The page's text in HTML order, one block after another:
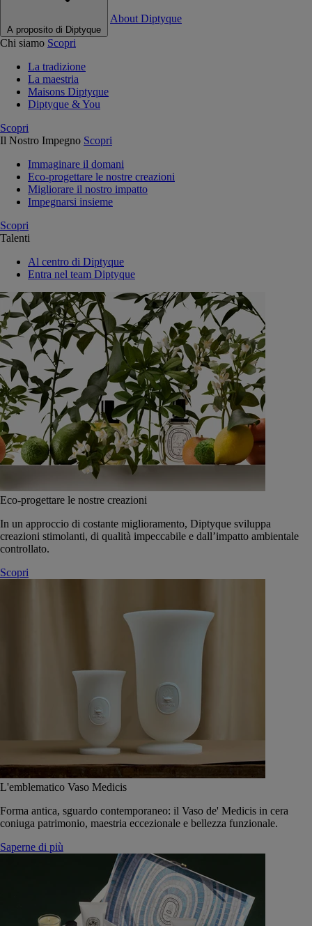
A proposito di Diptyque
About Diptyque
Chi siamo Scopri
La tradizione
La maestria
Maisons Diptyque
Diptyque & You
Scopri
Il Nostro Impegno Scopri
Immaginare il domani
Eco-progettare le nostre creazioni
Migliorare il nostro impatto
Impegnarsi insieme
Scopri
Talenti
Al centro di Diptyque
Entra nel team Diptyque
Eco-progettare le nostre creazioni
In un approccio di costante miglioramento, Diptyque sviluppa
creazioni stimolanti, di qualità impeccabile e dall’impatto ambientale
controllato.
Scopri
L'emblematico Vaso Medicis
Forma antica, sguardo contemporaneo: il Vaso de' Medicis in cera
coniuga patrimonio, maestria eccezionale e bellezza funzionale.
Saperne di più